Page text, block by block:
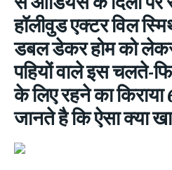
हॉलीवुड एक्‍टर विल
डबल डेकर होम को लेकर
पहियों वाले इस चलते-
के लिए रहने का
जानते है कि ऐसा क्‍या